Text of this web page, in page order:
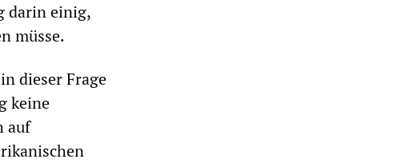
darin einig,
müsse.
dieser Frage
keine
auf